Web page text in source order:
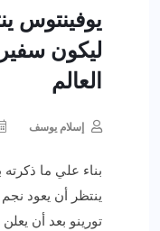
يوفينتوس
ليكون
العالم
إسلام يوسف
بناء علي ما
ينتظر أن يعود
تورينو بعد أن